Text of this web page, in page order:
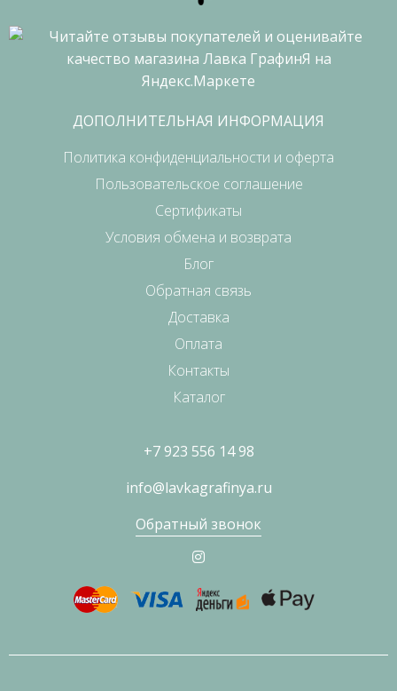
ДОПОЛНИТЕЛЬНАЯ ИНФОРМАЦИЯ
Политика конфиденциальности и оферта
Пользовательское соглашение
Сертификаты
Условия обмена и возврата
Блог
Обратная связь
Доставка
Оплата
Контакты
Каталог
+7 923 556 14 98
info@lavkagrafinya.ru
Обратный звонок